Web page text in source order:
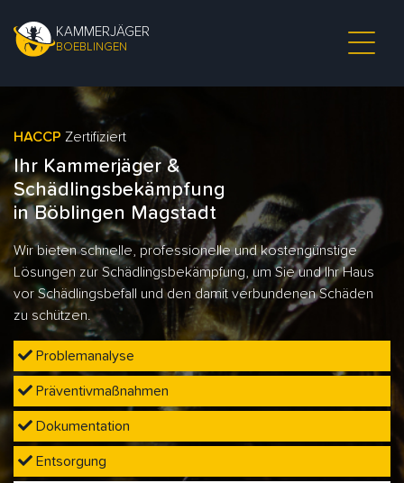
KAMMERJÄGER
BOEBLINGEN
HACCP Zertifiziert
Ihr Kammerjäger &
Schädlingsbekämpfung
in Böblingen Magstadt
Wir bieten schnelle, professionelle und kostengünstige
Lösungen zur Schädlingsbekämpfung, um Sie und Ihr Haus
vor Schädlingsbefall und den damit verbundenen Schäden
zu schützen.
Problemanalyse
Präventivmaßnahmen
Dokumentation
Entsorgung